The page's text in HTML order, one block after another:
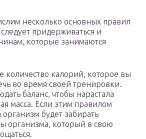
несколько основных правил
придерживаться и
которые занимаются
количество калорий, которое вы
во время своей тренировки.
баланс, чтобы нарастала
масса. Если этим правилом
организм будет забирать
организма, который в свою